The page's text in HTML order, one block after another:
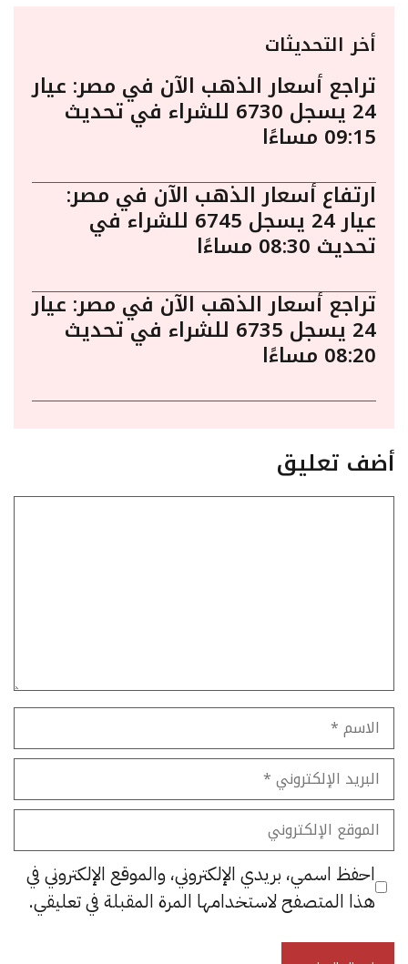
أخر التحديثات
تراجع أسعار الذهب الآن في مصر: عيار
24 يسجل 6730 للشراء في تحديث
09:15 مساءًا
ارتفاع أسعار الذهب الآن في مصر:
عيار 24 يسجل 6745 للشراء في
تحديث 08:30 مساءًا
تراجع أسعار الذهب الآن في مصر: عيار
24 يسجل 6735 للشراء في تحديث
08:20 مساءًا
أضف تعليق
الاسم
البريد
الإلكتروني
الموقع
الإلكتروني
احفظ اسمي، بريدي الإلكتروني، والموقع الإلكتروني في
هذا المتصفح لاستخدامها المرة المقبلة في تعليقي.